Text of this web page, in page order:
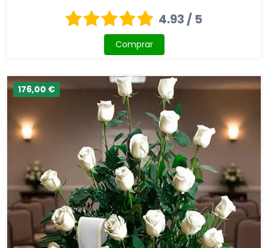
4.93 / 5
Comprar
176,00 €